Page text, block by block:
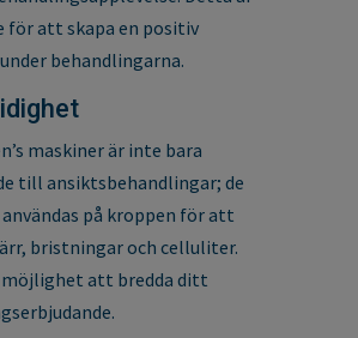
för att skapa en positiv
behandlingarna.
maskiner är inte bara
till ansiktsbehandlingar; de
användas på kroppen för att
bristningar och celluliter.
att bredda ditt